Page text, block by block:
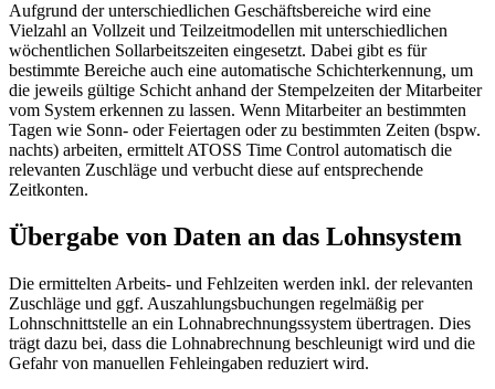
Aufgrund der unterschiedlichen Geschäftsbereiche wird eine
Vielzahl an Vollzeit und Teilzeitmodellen mit unterschiedlichen
wöchentlichen Sollarbeitszeiten eingesetzt. Dabei gibt es für
bestimmte Bereiche auch eine automatische Schichterkennung, um
die jeweils gültige Schicht anhand der Stempelzeiten der Mitarbeiter
vom System erkennen zu lassen. Wenn Mitarbeiter an bestimmten
Tagen wie Sonn- oder Feiertagen oder zu bestimmten Zeiten (bspw.
nachts) arbeiten, ermittelt ATOSS Time Control automatisch die
relevanten Zuschläge und verbucht diese auf entsprechende
Zeitkonten.
Übergabe von Daten an das Lohnsystem
Die ermittelten Arbeits- und Fehlzeiten werden inkl. der relevanten
Zuschläge und ggf. Auszahlungsbuchungen regelmäßig per
Lohnschnittstelle an ein Lohnabrechnungssystem übertragen. Dies
trägt dazu bei, dass die Lohnabrechnung beschleunigt wird und die
Gefahr von manuellen Fehleingaben reduziert wird.